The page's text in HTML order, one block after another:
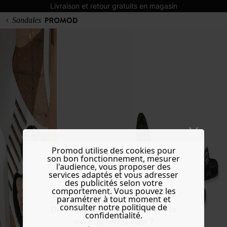
Livraison et retour gratuits en magasin
Do you want to be redirected to
www.promod.com ?
Sandales
Promod utilise des cookies pour
son bon fonctionnement, mesurer
l'audience, vous proposer des
services adaptés et vous adresser
des publicités selon votre
comportement. Vous pouvez les
paramétrer à tout moment et
consulter notre politique de
confidentialité.